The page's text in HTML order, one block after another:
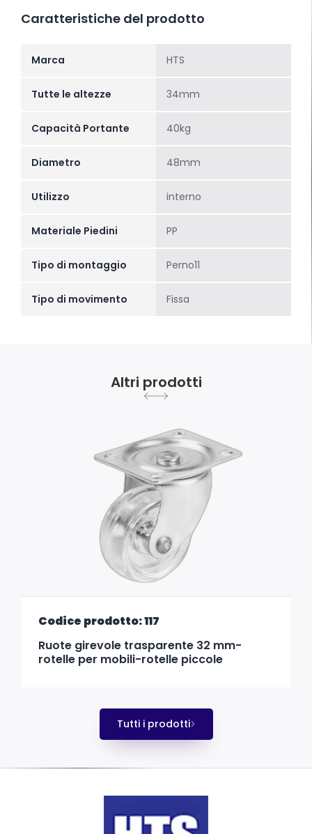
Caratteristiche del prodotto
Marca HTS
Tutte le altezze 34mm
Capacità Portante 40kg
Diametro 48mm
Utilizzo interno
Materiale Piedini PP
Tipo di montaggio Perno11
Tipo di movimento Fissa
Altri prodotti
Codice prodotto: 117
Ruote girevole trasparente 32 mm-
rotelle per mobili-rotelle piccole
Tutti i prodotti